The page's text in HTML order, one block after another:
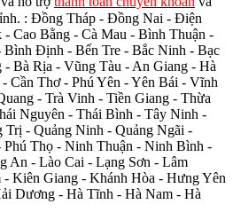
: Đồng Tháp - Đồng Nai - Điện
Cao Bằng - Cà Mau - Bình Thuận -
Định - Bến Tre - Bắc Ninh - Bạc
Bà Rịa - Vũng Tàu - An Giang - Hà
Cần Thơ - Phú Yên - Yên Bái - Vĩnh
- Trà Vinh - Tiền Giang - Thừa
Nguyên - Thái Bình - Tây Ninh -
Trị - Quảng Ninh - Quảng Ngãi -
Phú Thọ - Ninh Thuận - Ninh Bình -
An - Lào Cai - Lạng Sơn - Lâm
Kiên Giang - Khánh Hòa - Hưng Yên
Dương - Hà Tĩnh - Hà Nam - Hà